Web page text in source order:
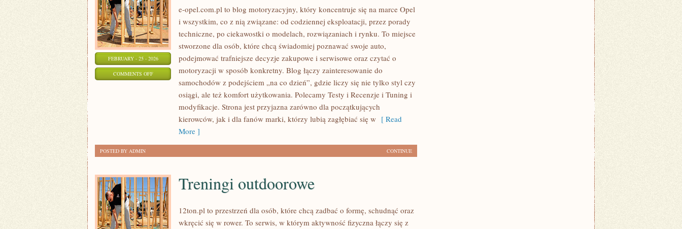
FEBRUARY - 25 - 2026
COMMENTS OFFON
CIEKAWOSTKI
e-opel.com.pl to blog motoryzacyjny, który koncentruje się na marce Opel
i wszystkim, co z nią związane: od codziennej eksploatacji, przez porady
techniczne, po ciekawostki o modelach, rozwiązaniach i rynku. To miejsce
stworzone dla osób, które chcą świadomiej poznawać swoje auto,
podejmować trafniejsze decyzje zakupowe i serwisowe oraz czytać o
motoryzacji w sposób konkretny. Blog łączy zainteresowanie do
samochodów z podejściem „na co dzień”, gdzie liczy się nie tylko styl czy
osiągi, ale też komfort użytkowania. Polecamy Testy i Recenzje i Tuning i
modyfikacje. Strona jest przyjazna zarówno dla początkujących
kierowców, jak i dla fanów marki, którzy lubią zagłębiać się w [ Read
More ]
CONTINUE
POSTED BY ADMIN
Treningi outdoorowe
12ton.pl to przestrzeń dla osób, które chcą zadbać o formę, schudnąć oraz
wkręcić się w rower. To serwis, w którym aktywność fizyczna łączy się z